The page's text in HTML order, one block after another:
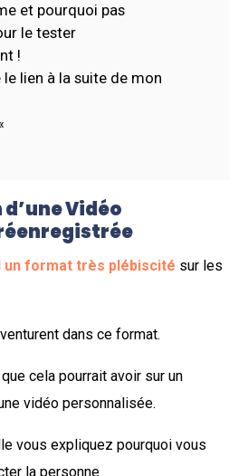
et pourquoi pas
le tester
!
lien à la suite de mon
Vidéo
un format très plébiscité sur les
dans ce format.
cela pourrait avoir sur un
vidéo personnalisée.
vous expliquez pourquoi vous
la personne.